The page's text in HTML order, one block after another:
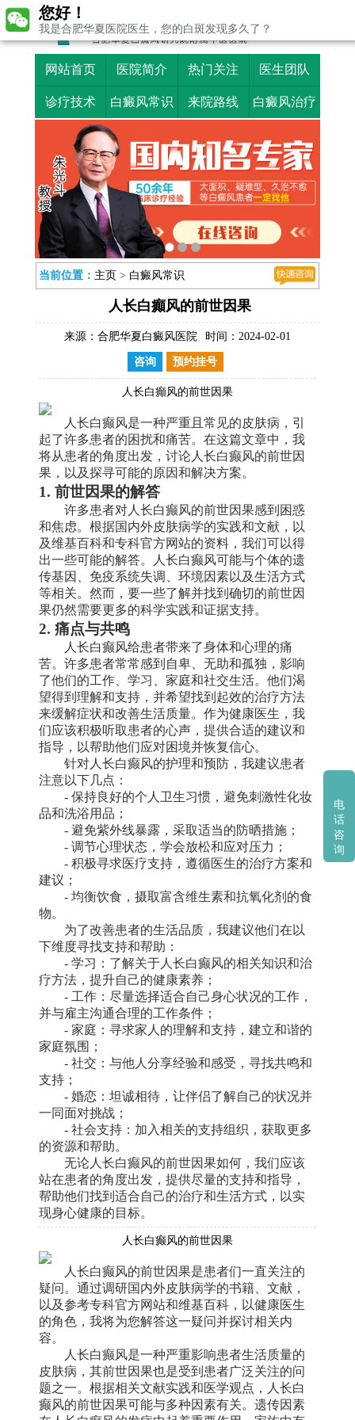
网站首页 医院简介 热门关注 医生团队
诊疗技术 白癜风常识 来院路线 白癜风治疗
当前位置： 主页 > 白癜风常识
人长白癲风的前世因果
来源： 合肥华夏白癜风医院 时间：2024-02-01
咨询 预约挂号
人长白癲风的前世因果
人长白癫风是一种严重且常见的皮肤病，引
起了许多患者的困扰和痛苦。在这篇文章中，我
将从患者的角度出发，讨论人长白癫风的前世因
果，以及探寻可能的原因和解决方案。
1. 前世因果的解答
许多患者对人长白癫风的前世因果感到困惑
和焦虑。根据国内外皮肤病学的实践和文献，以
及维基百科和专科官方网站的资料，我们可以得
出一些可能的解答。人长白癫风可能与个体的遗
传基因、免疫系统失调、环境因素以及生活方式
等相关。然而，要一些了解并找到确切的前世因
果仍然需要更多的科学实践和证据支持。
2. 痛点与共鸣
人长白癫风给患者带来了身体和心理的痛
苦。许多患者常常感到自卑、无助和孤独，影响
了他们的工作、学习、家庭和社交生活。他们渴
望得到理解和支持，并希望找到起效的治疗方法
来缓解症状和改善生活质量。作为健康医生，我
们应该积极听取患者的心声，提供合适的建议和
指导，以帮助他们应对困境并恢复信心。
针对人长白癫风的护理和预防，我建议患者
注意以下几点：
- 保持良好的个人卫生习惯，避免刺激性化妆
品和洗浴用品；
- 避免紫外线暴露，采取适当的防晒措施；
- 调节心理状态，学会放松和应对压力；
- 积极寻求医疗支持，遵循医生的治疗方案和
建议；
- 均衡饮食，摄取富含维生素和抗氧化剂的食
物。
为了改善患者的生活品质，我建议他们在以
下维度寻找支持和帮助：
- 学习：了解关于人长白癫风的相关知识和治
疗方法，提升自己的健康素养；
- 工作：尽量选择适合自己身心状况的工作，
并与雇主沟通合理的工作条件；
- 家庭：寻求家人的理解和支持，建立和谐的
家庭氛围；
- 社交：与他人分享经验和感受，寻找共鸣和
支持；
- 婚恋：坦诚相待，让伴侣了解自己的状况并
一同面对挑战；
- 社会支持：加入相关的支持组织，获取更多
的资源和帮助。
无论人长白癫风的前世因果如何，我们应该
站在患者的角度出发，提供尽量的支持和指导，
帮助他们找到适合自己的治疗和生活方式，以实
现身心健康的目标。
人长白癫风的前世因果
人长白癫风的前世因果是患者们一直关注的
疑问。通过调研国内外皮肤病学的书籍、文献，
以及参考专科官方网站和维基百科，以健康医生
的角色，我将为您解答这一疑问并探讨相关内
容。
人长白癫风是一种严重影响患者生活质量的
皮肤病，其前世因果也是受到患者广泛关注的问
题之一。根据相关文献实践和医学观点，人长白
癫风的前世因果可能与多种因素有关。遗传因素
您好！
我是合肥华夏医院医生，您的白斑发现多久了？
电
话
咨
询